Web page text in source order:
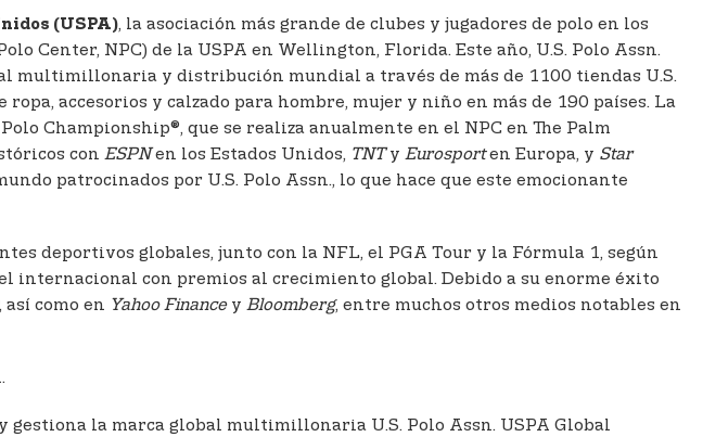
(USPA), la asociación más grande de clubes y jugadores de polo en los
Center, NPC) de la USPA en Wellington, Florida. Este año, U.S. Polo Assn.
multimillonaria y distribución mundial a través de más de 1100 tiendas U.S.
accesorios y calzado para hombre, mujer y niño en más de 190 países. La
Championship®, que se realiza anualmente en el NPC en The Palm
con ESPNen los Estados Unidos, TNTy Eurosporten Europa, y Star
patrocinados por U.S. Polo Assn., lo que hace que este emocionante
deportivos globales, junto con la NFL, el PGA Tour y la Fórmula 1, según
internacional con premios al crecimiento global. Debido a su enorme éxito
, así como en Yahoo Financey Bloomberg, entre muchos otros medios notables en
gestiona la marca global multimillonaria U.S. Polo Assn. USPA Global